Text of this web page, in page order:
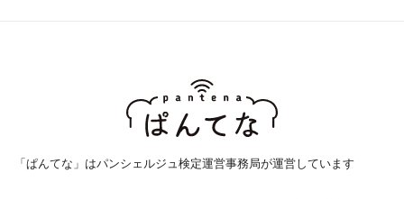
「ぱんてな」はパンシェルジュ検定運営事務局が運営しています